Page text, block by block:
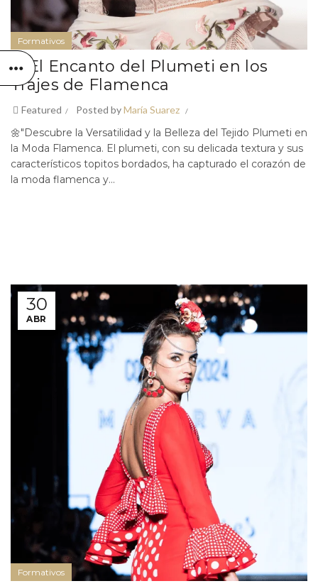
Formativos
✨ El Encanto del Plumeti en los
Trajes de Flamenca
Featured Posted byMaría Suarez
🌼"Descubre la Versatilidad y la Belleza del Tejido Plumeti en
la Moda Flamenca. El plumeti, con su delicada textura y sus
característicos topitos bordados, ha capturado el corazón de
la moda flamenca y...
30
ABR
Formativos